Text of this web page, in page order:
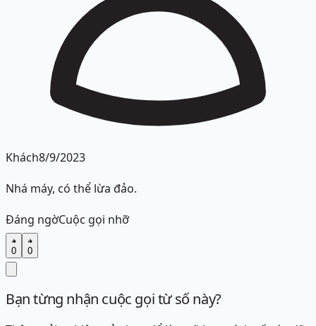
Khách8/9/2023
Nhá máy, có thể lừa đảo.
Đáng ngờCuộc gọi nhỡ
0 0
Bạn từng nhận cuộc gọi từ số này?